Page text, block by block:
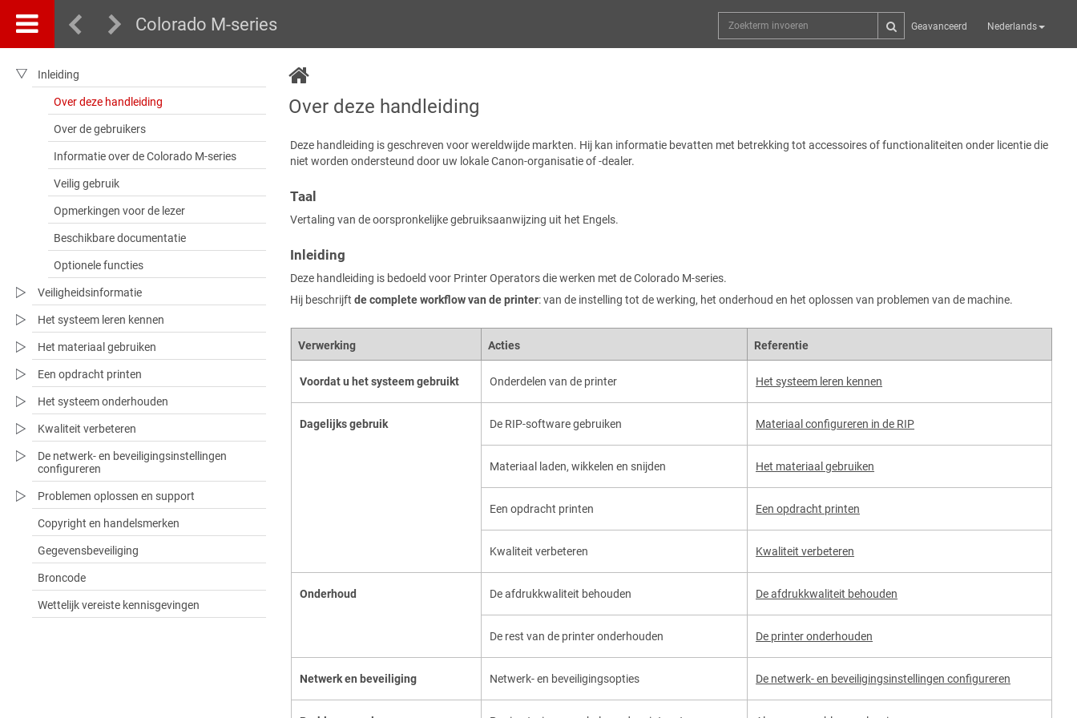
Colorado M-series Nederlands
Geavanceerd
Inleiding
Over deze handleiding
Over de gebruikers
Informatie over de Colorado M-series
Veilig gebruik
Opmerkingen voor de lezer
Beschikbare documentatie
Optionele functies
Veiligheidsinformatie
Het systeem leren kennen
Het materiaal gebruiken
Een opdracht printen
Het systeem onderhouden
Kwaliteit verbeteren
De netwerk- en beveiligingsinstellingen
configureren
Problemen oplossen en support
Copyright en handelsmerken
Gegevensbeveiliging
Broncode
Wettelijk vereiste kennisgevingen
Over deze handleiding
Deze handleiding is geschreven voor wereldwijde markten. Hij kan informatie bevatten met betrekking tot accessoires of functionaliteiten onder licentie die
niet worden ondersteund door uw lokale Canon-organisatie of -dealer.
Taal
Vertaling van de oorspronkelijke gebruiksaanwijzing uit het Engels.
Inleiding
Deze handleiding is bedoeld voor Printer Operators die werken met de Colorado M-series.
Hij beschrijftde complete workflow van de printer: van de instelling tot de werking, het onderhoud en het oplossen van problemen van de machine.
Verwerking Acties Referentie
Voordat u het systeem gebruikt Onderdelen van de printer Het systeem leren kennen
Dagelijks gebruik De RIP-software gebruiken Materiaal configureren in de RIP
Materiaal laden, wikkelen en snijden Het materiaal gebruiken
Een opdracht printen Een opdracht printen
Kwaliteit verbeteren Kwaliteit verbeteren
Onderhoud De afdrukkwaliteit behouden De afdrukkwaliteit behouden
De rest van de printer onderhouden De printer onderhouden
Netwerk en beveiliging Netwerk- en beveiligingsopties De netwerk- en beveiligingsinstellingen configureren